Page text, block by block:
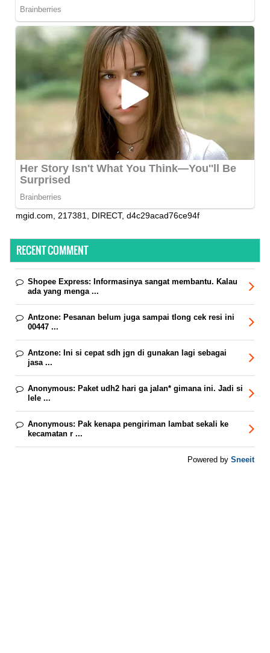
mgid.com, 217381, DIRECT, d4c29acad76ce94f
RECENT COMMENT
Shopee Express: Informasinya sangat membantu. Kalau
ada yang menga ...
Antzone: Pesanan belum juga sampai tlong cek resi ini
00447 ...
Antzone: Ini si cepat sdh jgn di gunakan lagi sebagai
jasa ...
Anonymous: Paket udh2 hari ga jalan* gimana ini. Jadi si
lele ...
Anonymous: Pak kenapa pengiriman lambat sekali ke
kecamatan r ...
Powered by Sneeit